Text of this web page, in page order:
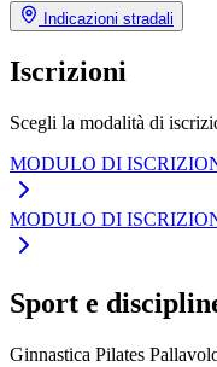
Indicazioni stradali
Iscrizioni
Scegli la modalità di
MODULO DI
MODULO DI
Sport e
Ginnastica Pilates